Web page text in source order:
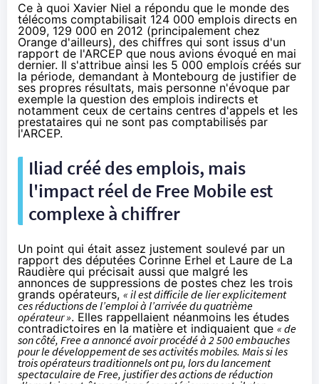
Ce à quoi Xavier Niel a répondu que le monde des
télécoms comptabilisait 124 000 emplois directs en
2009, 129 000 en 2012 (principalement chez
Orange d'ailleurs), des chiffres qui sont issus d'un
rapport de l'ARCEP que nous avions évoqué en mai
dernier. Il s'attribue ainsi les 5 000 emplois créés sur
la période, demandant à Montebourg de justifier de
ses propres résultats, mais personne n'évoque par
exemple la question des emplois indirects et
notamment ceux de certains centres d'appels et les
prestataires qui ne sont pas comptabilisés par
l'ARCEP.
Iliad créé des emplois, mais
l'impact réel de Free Mobile est
complexe à chiffrer
Un point qui était assez justement soulevé par un
rapport des députées Corinne Erhel et Laure de La
Raudière qui précisait aussi que malgré les
annonces de suppressions de postes chez les trois
grands opérateurs, « il est difficile de lier explicitement
ces réductions de l’emploi à l’arrivée du quatrième
opérateur ». Elles rappellaient néanmoins les études
contradictoires en la matière et indiquaient que « de
son côté, Free a annoncé avoir procédé à 2 500 embauches
pour le développement de ses activités mobiles. Mais si les
trois opérateurs traditionnels ont pu, lors du lancement
spectaculaire de Free, justifier des actions de réduction